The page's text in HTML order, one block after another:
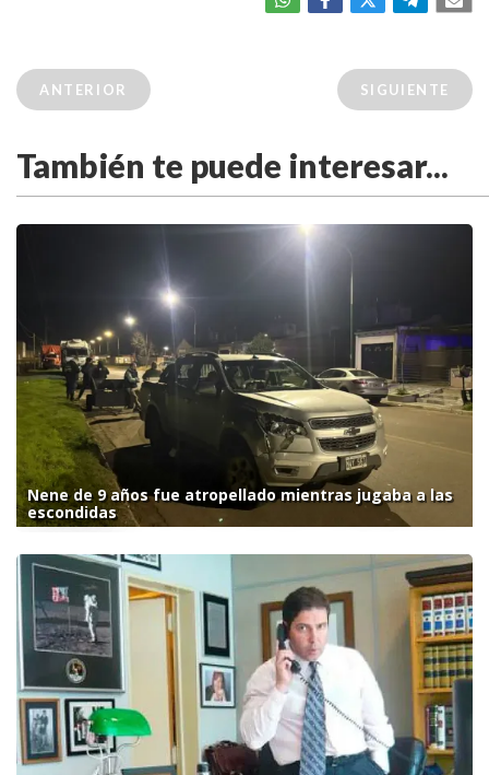
ANTERIOR SIGUIENTE
También te puede interesar...
Nene de 9 años fue atropellado mientras jugaba a las
escondidas